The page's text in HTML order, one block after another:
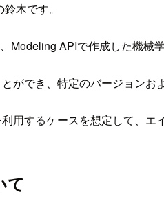
木です。
Modeling APIで作成した機械
ができ、特定のバージョンお
用するケースを想定して、エ
て